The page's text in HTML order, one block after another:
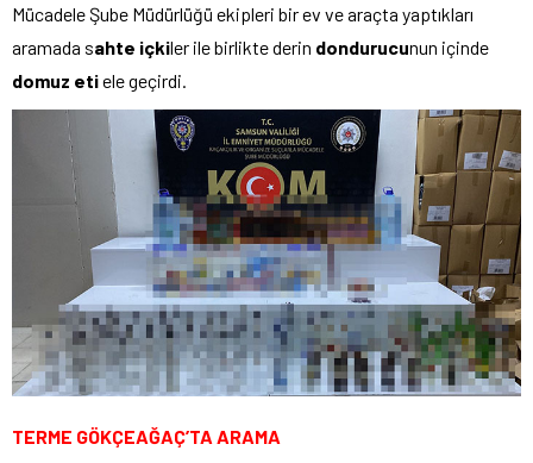
Mücadele Şube Müdürlüğü ekipleri bir ev ve araçta yaptıkları
aramada sahte içkiler ile birlikte derin dondurucunun içinde
domuz etiele geçirdi.
TERME GÖKÇEAĞAÇ’TA ARAMA